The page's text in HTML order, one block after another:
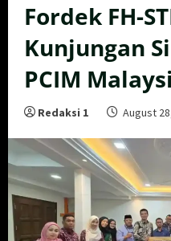
Fordek FH-
Kunjungan
PCIM
Redaksi 1 August